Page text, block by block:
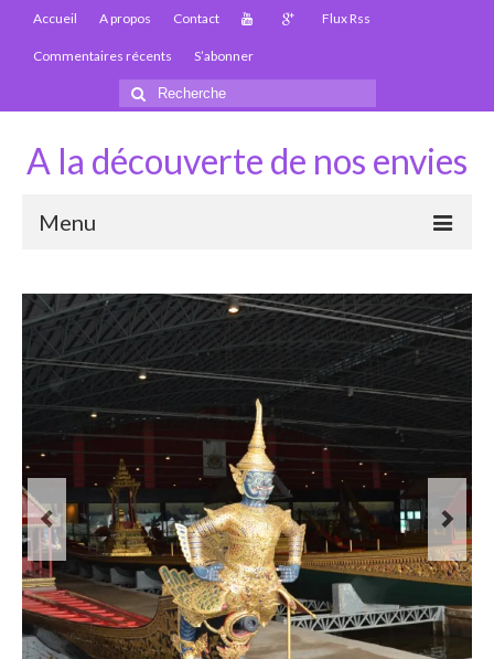
Accueil A propos Contact Flux Rss
Commentaires récents S’abonner
Rechercher
:
A la découverte de nos envies
Menu
Carte Thaïlande
Thaïlande – Infos
Paludisme en Thaïlande
Les articles de la Thaïlande
Laos
Carte du Laos
Laos – infos
Paludisme au Laos